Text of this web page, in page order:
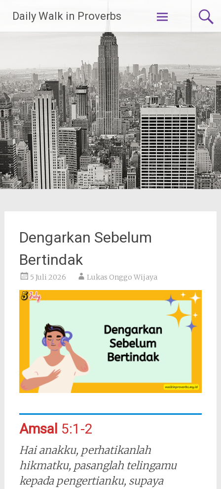
konten
Daily Walk in Proverbs
Dengarkan Sebelum
Bertindak
5 Juli 2026 Lukas Onggo Wijaya
Amsal 5:1-2
Hai anakku, perhatikanlah
hikmatku, pasanglah telingamu
kepada pengertianku, supaya